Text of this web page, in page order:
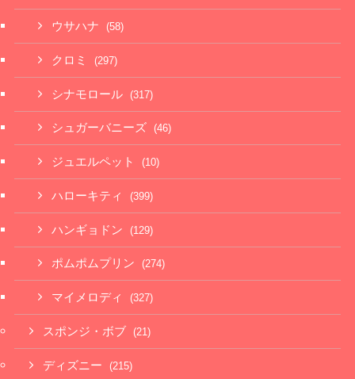
ウサハナ (58)
クロミ (297)
シナモロール (317)
シュガーバニーズ (46)
ジュエルペット (10)
ハローキティ (399)
ハンギョドン (129)
ポムポムプリン (274)
マイメロディ (327)
スポンジ・ボブ (21)
ディズニー (215)